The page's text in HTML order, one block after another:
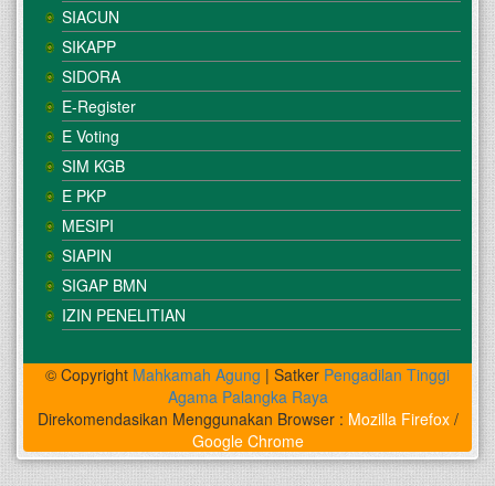
SIACUN
SIKAPP
SIDORA
E-Register
E Voting
SIM KGB
E PKP
MESIPI
SIAPIN
SIGAP BMN
IZIN PENELITIAN
© Copyright Mahkamah Agung | Satker Pengadilan Tinggi
Agama Palangka Raya
Direkomendasikan Menggunakan Browser : Mozilla Firefox/
Google Chrome